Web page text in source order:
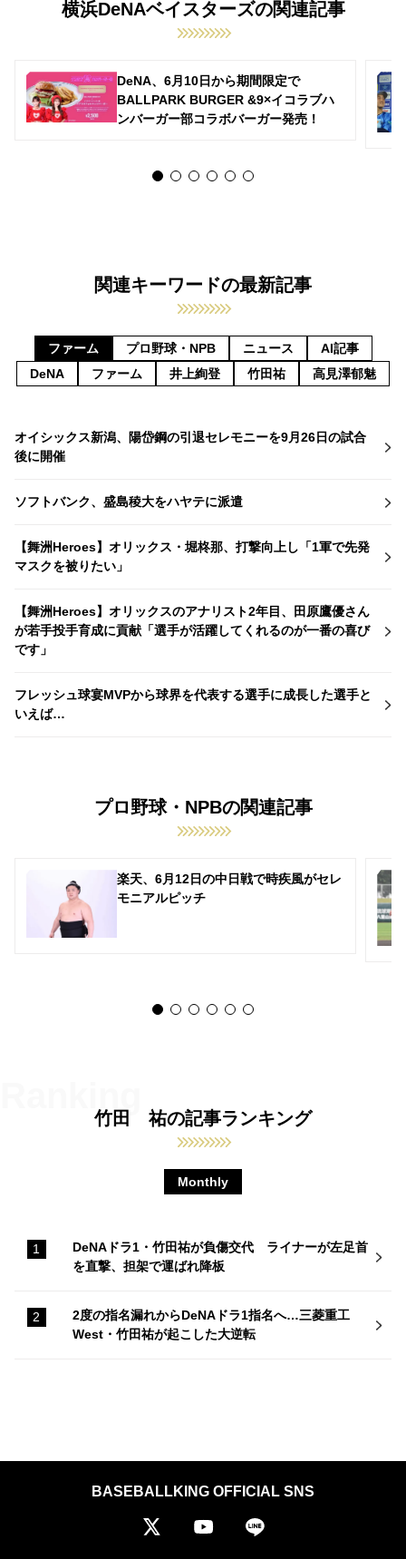
横浜DeNAベイスターズの関連記事
DeNA、6月10日から期間限定で
BALLPARK BURGER &9×イコラブハ
ンバーガー部コラボバーガー発売！
関連キーワードの最新記事
ファーム プロ野球・NPB ニュース
AI記事
DeNA
ファーム 井上絢登 竹田祐 高見澤郁魅
オイシックス新潟、陽岱鋼の引退セレモニーを9月26日の試合
後に開催
ソフトバンク、盛島稜大をハヤテに派遣
【舞洲Heroes】オリックス・堀柊那、打撃向上し「1軍で先発
マスクを被りたい」
【舞洲Heroes】オリックスのアナリスト2年目、田原鷹優さん
が若手投手育成に貢献「選手が活躍してくれるのが一番の喜び
です」
フレッシュ球宴MVPから球界を代表する選手に成長した選手と
いえば…
プロ野球・NPBの関連記事
楽天、6月12日の中日戦で時疾風がセレ
モニアルピッチ
竹田 祐の記事ランキング
Monthly
DeNAドラ1・竹田祐が負傷交代 ライナーが左足首
を直撃、担架で運ばれ降板
2度の指名漏れからDeNAドラ1指名へ…三菱重工
West・竹田祐が起こした大逆転
BASEBALLKING OFFICIAL SNS